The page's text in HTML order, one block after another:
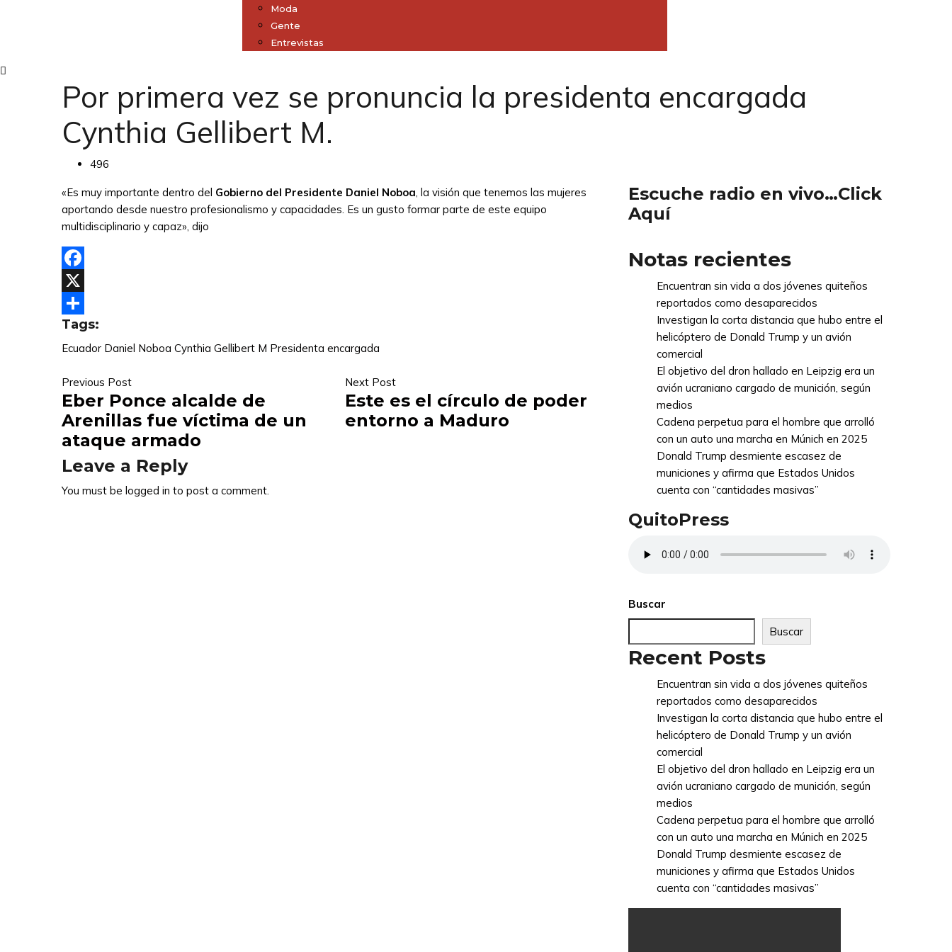
Moda
Gente
Entrevistas
Por primera vez se pronuncia la presidenta encargada
Cynthia Gellibert M.
496
«Es muy importante dentro del Gobierno del Presidente Daniel Noboa, la visión que tenemos las mujeres
aportando desde nuestro profesionalismo y capacidades. Es un gusto formar parte de este equipo
multidisciplinario y capaz», dijo
Facebook
X
Compartir
Tags:
Ecuador Daniel Noboa Cynthia Gellibert M Presidenta encargada
Previous Post
Eber Ponce alcalde de
Arenillas fue víctima de un
ataque armado
Next Post
Este es el círculo de poder
entorno a Maduro
Leave a Reply
You must be logged in to post a comment.
Escuche radio en vivo…Click
Aquí
Notas recientes
Encuentran sin vida a dos jóvenes quiteños
reportados como desaparecidos
Investigan la corta distancia que hubo entre el
helicóptero de Donald Trump y un avión
comercial
El objetivo del dron hallado en Leipzig era un
avión ucraniano cargado de munición, según
medios
Cadena perpetua para el hombre que arrolló
con un auto una marcha en Múnich en 2025
Donald Trump desmiente escasez de
municiones y afirma que Estados Unidos
cuenta con “cantidades masivas”
QuitoPress
Buscar
Buscar
Recent Posts
Encuentran sin vida a dos jóvenes quiteños
reportados como desaparecidos
Investigan la corta distancia que hubo entre el
helicóptero de Donald Trump y un avión
comercial
El objetivo del dron hallado en Leipzig era un
avión ucraniano cargado de munición, según
medios
Cadena perpetua para el hombre que arrolló
con un auto una marcha en Múnich en 2025
Donald Trump desmiente escasez de
municiones y afirma que Estados Unidos
cuenta con “cantidades masivas”